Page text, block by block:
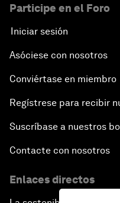
Participe en el Foro
Iniciar sesión
Asóciese con nosotros
Conviértase en miembro
Regístrese para recibir
Suscríbase a nuestros
Contacte con nosotros
Enlaces directos